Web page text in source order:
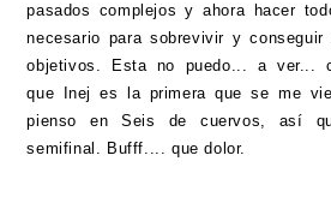
pasados complejos y ahora hacer
necesario para sobrevivir y conseguir
objetivos. Esta no puedo... a ver...
que Inej es la primera que se me
pienso en Seis de cuervos, así
semifinal. Bufff.... que dolor.